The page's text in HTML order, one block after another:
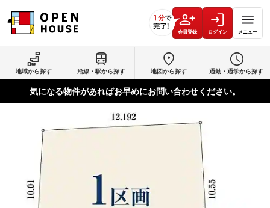
会員登録 ログイン メニュー
地域から探す 沿線・駅から探す 地図から探す 通勤・通学から探す
気になる物件があればお早めにお問い合わせください。